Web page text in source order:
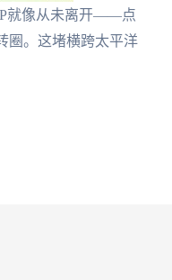
就像从未离开——点
圈。这堵横跨太平洋